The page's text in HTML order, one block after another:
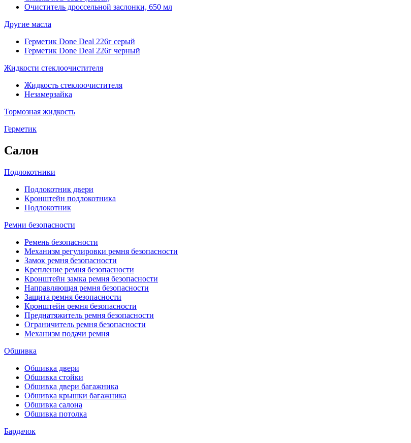
Очиститель дроссельной заслонки, 650 мл
Другие масла
Герметик Done Deal 226г серый
Герметик Done Deal 226г черный
Жидкости стеклоочистителя
Жидкость стеклоочистителя
Незамерзайка
Тормозная жидкость
Герметик
Салон
Подлокотники
Подлокотник двери
Кронштейн подлокотника
Подлокотник
Ремни безопасности
Ремень безопасности
Механизм регулировки ремня безопасности
Замок ремня безопасности
Крепление ремня безопасности
Кронштейн замка ремня безопасности
Направляющая ремня безопасности
Защита ремня безопасности
Кронштейн ремня безопасности
Преднатяжитель ремня безопасности
Ограничитель ремня безопасности
Механизм подачи ремня
Обшивка
Обшивка двери
Обшивка стойки
Обшивка двери багажника
Обшивка крышки багажника
Обшивка салона
Обшивка потолка
Бардачок